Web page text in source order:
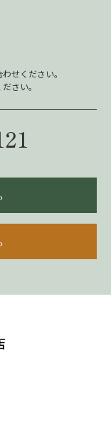
せください。
さい。